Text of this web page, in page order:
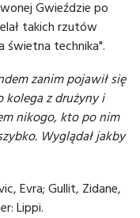
Gwieździe po
takich rzutów
świetna technika".
zanim pojawił się
kolega z drużyny i
nikogo, kto po nim
Wyglądał jakby
Evra; Gullit, Zidane,
Lippi.